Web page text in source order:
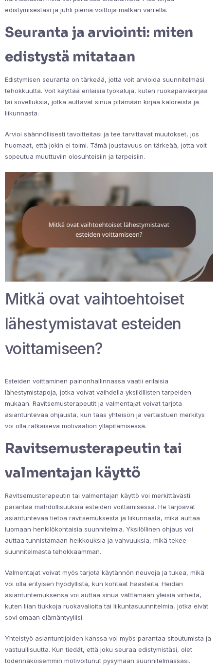
edistymisestäsi ja juhli pieniä voittoja matkan varrella.
Seuranta ja arviointi: miten
edistystä mitataan
Edistymisen seuranta on tärkeää, jotta voit arvioida suunnitelmasi
tehokkuutta. Voit käyttää erilaisia työkaluja, kuten ruokapäiväkirjaa
tai sovelluksia, jotka auttavat sinua pitämään kirjaa kaloreista ja
liikunnasta.
Arvioi säännöllisesti tavoitteitasi ja tee tarvittavat muutokset, jos
huomaat, että jokin ei toimi. Tämä joustavuus on tärkeää, jotta voit
sopeutua muuttuviin olosuhteisiin ja tarpeisiin.
Mitkä ovat vaihtoehtoiset
lähestymistavat esteiden
voittamiseen?
Esteiden voittaminen painonhallinnassa vaatii erilaisia
lähestymistapoja, jotka voivat vaihdella yksilöllisten tarpeiden
mukaan. Ravitsemusterapeutit ja valmentajat voivat tarjota
asiantuntevaa ohjausta, kun taas yhteisön ja vertaistuen merkitys
voi olla ratkaiseva motivaation ylläpitämisessä.
Ravitsemusterapeutin tai
valmentajan käyttö
Ravitsemusterapeutin tai valmentajan käyttö voi merkittävästi
parantaa mahdollisuuksia esteiden voittamisessa. He tarjoavat
asiantuntevaa tietoa ravitsemuksesta ja liikunnasta, mikä auttaa
luomaan henkilökohtaisia suunnitelmia. Yksilöllinen ohjaus voi
auttaa tunnistamaan heikkouksia ja vahvuuksia, mikä tekee
suunnitelmasta tehokkaamman.
Valmentajat voivat myös tarjota käytännön neuvoja ja tukea, mikä
voi olla erityisen hyödyllistä, kun kohtaat haasteita. Heidän
asiantuntemuksensa voi auttaa sinua välttämään yleisiä virheitä,
kuten liian tiukkoja ruokavalioita tai liikuntasuunnitelmia, jotka eivät
sovi omaan elämäntyyliisi.
Yhteistyö asiantuntijoiden kanssa voi myös parantaa sitoutumista ja
vastuullisuutta. Kun tiedät, että joku seuraa edistymistäsi, olet
todennäköisemmin motivoitunut pysymään suunnitelmassasi.